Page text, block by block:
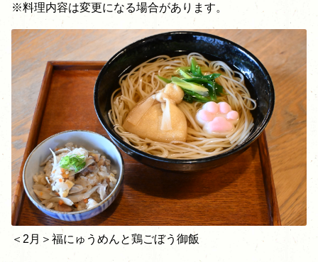
※料理内容は変更になる場合があります。
＜2月＞福にゅうめんと鶏ごぼう御飯